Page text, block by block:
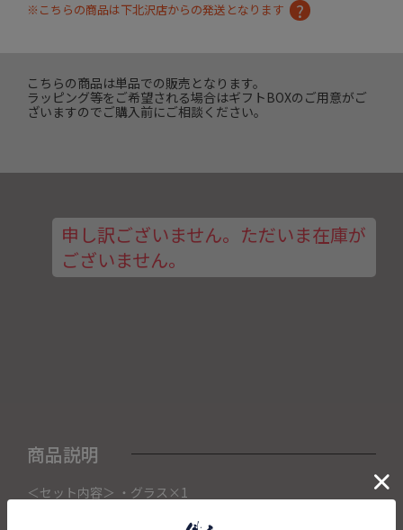
※こちらの商品は下北沢店からの発送となります
こちらの商品は単品での販売となります。
ラッピング等をご希望される場合はギフトBOXのご用意がご
ざいますのでご購入前にご相談ください。
申し訳ございません。ただいま在庫が
ございません。
商品説明
＜セット内容＞ ・グラス×1